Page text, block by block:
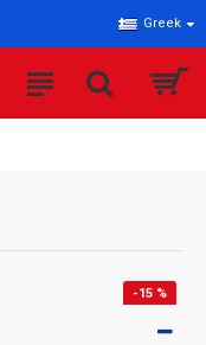
Greek
-15 %